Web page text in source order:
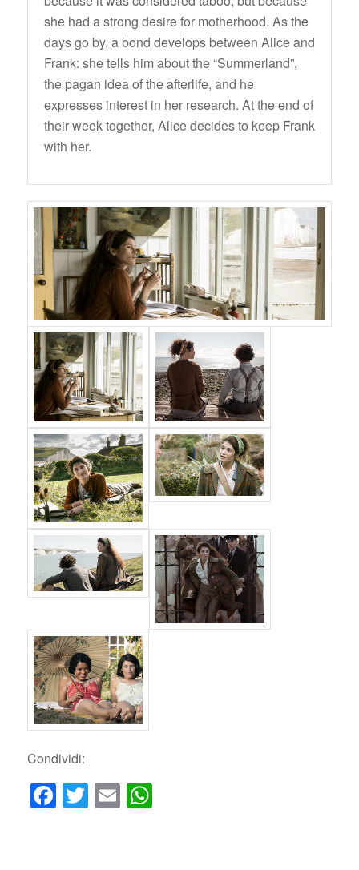
she had a strong desire for motherhood. As the
days go by, a bond develops between Alice and
Frank: she tells him about the “Summerland”,
the pagan idea of ​​the afterlife, and he
expresses interest in her research. At the end of
their week together, Alice decides to keep Frank
with her.
Condividi:
Facebook
Twitter
EmailWhatsApp